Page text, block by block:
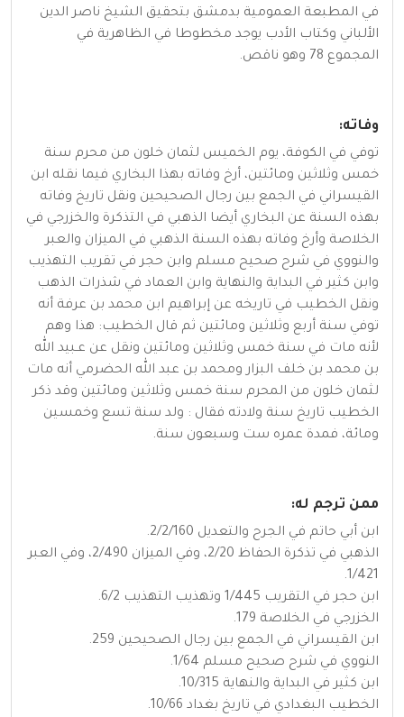
في المطبعة العمومية بدمشق بتحقيق الشيخ ناصر الدين
الألباني وكتاب الأدب يوجد مخطوطا في الظاهرية في
المجموع 78 وهو ناقص.
وفاته:
توفي في الكوفة، يوم الخميس لثمان خلون من محرم سنة
خمس وثلاثين ومائتين، أرخ وفاته بهذا البخاري فيما نقله ابن
القيسراني في الجمع بين رجال الصحيحين ونقل تاريخ وفاته
بهذه السنة عن البخاري أيضا الذهبي في التذكرة والخزرجي في
الخلاصة وأرخ وفاته بهذه السنة الذهبي في الميزان والعبر
والنووي في شرح صحيح مسلم وابن حجر في تقريب التهذيب
وابن كثير في البداية والنهاية وابن العماد في شذرات الذهب
ونقل الخطيب في تاريخه عن إبراهيم ابن محمد بن عرفة أنه
توفي سنة أربع وثلاثين ومائتين ثم قال الخطيب: هذا وهم
لأنه مات في سنة خمس وثلاثين ومائتين ونقل عن عـبيد الله
بن محمد بن خلف البزار ومحمد بن عبد الله الحضرمي أنه مات
لثمان خلون من المحرم سنة خمس وثلاثين ومائتين وقد ذكر
الخطيب تاريخ سنة ولادته فقال : ولد سنة تسع وخمسين
ومائة، فمدة عمره ست وسبعون سنة.
ممن ترجم له:
ابن أبي حاتم في الجرح والتعديل 2/2/160.
الذهبي في تذكرة الحفاظ 2/20، وفي الميزان 2/490، وفي العبر
1/421.
ابن حجر في التقريب 1/445 وتهذيب التهذيب 6/2.
الخزرجي في الخلاصة 179.
ابن القيسراني في الجمع بين رجال الصحيحين 259.
النووي في شرح صحيح مسلم 1/64.
ابن كثير في البداية والنهاية 10/315.
الخطيب البغدادي في تاريخ بغداد 10/66.